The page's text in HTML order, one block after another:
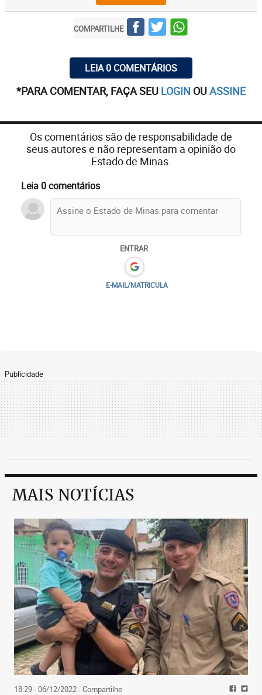
COMPARTILHE
LEIA 0 COMENTÁRIOS
*PARA COMENTAR, FAÇA SEU LOGIN OUASSINE
Os comentários são de responsabilidade de
seus autores e não representam a opinião do
Estado de Minas.
Leia 0 comentários
ENTRAR
E-MAIL/MATRICULA
Publicidade
MAIS NOTÍCIAS
18:29 - 06/12/2022- Compartilhe